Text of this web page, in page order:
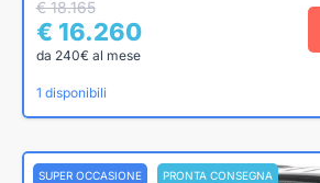
€ 18.165
€ 16.260
da 240€ al mese
1 disponibili
SUPER OCCASIONE PRONTA CONSEGNA